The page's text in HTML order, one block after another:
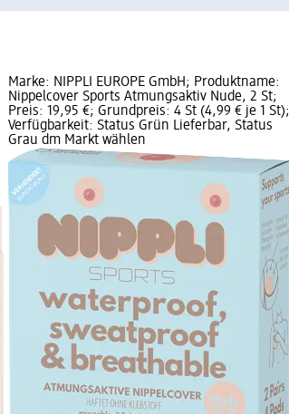
Marke: NIPPLI EUROPE GmbH; Produktname:
Nippelcover Sports Atmungsaktiv Nude, 2 St;
Preis: 19,95 €; Grundpreis: 4 St (4,99 € je 1 St);
Verfügbarkeit: Status Grün Lieferbar, Status
Grau dm Markt wählen